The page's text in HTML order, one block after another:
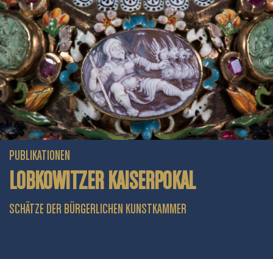
PUBLIKATIONEN
LOBKOWITZER KAISERPOKAL
SCHÄTZE DER BÜRGERLICHEN KUNSTKAMMER